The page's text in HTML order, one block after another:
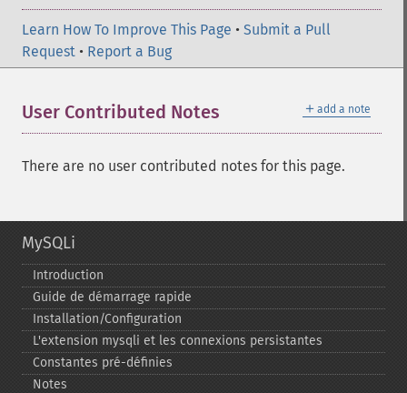
Learn How To Improve This Page • Submit a Pull
Request • Report a Bug
＋ add a note
User Contributed Notes
There are no user contributed notes for this page.
MySQLi
Introduction
Guide de démarrage rapide
Installation/Configuration
L'extension mysqli et les connexions persistantes
Constantes pré-​définies
Notes